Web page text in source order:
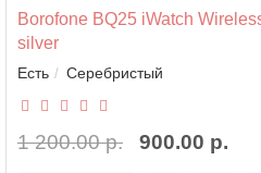
Borofone BQ25 iWatch
silver
Есть Серебристый
1 200.00 р. 900.00 р.